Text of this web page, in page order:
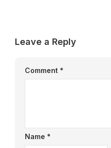
Leave a Reply
Comment *
Name *